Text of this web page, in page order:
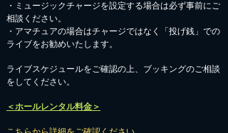
・ミュージックチャージを設定する場合は必ず事前にご
相談ください。
​・アマチュアの場合はチャージではなく「投げ銭」での
ライブをお勧めいたします。
​ライブスケジュールをご確認の上、ブッキングのご相談
をしてください。
＜ホールレンタル料金＞